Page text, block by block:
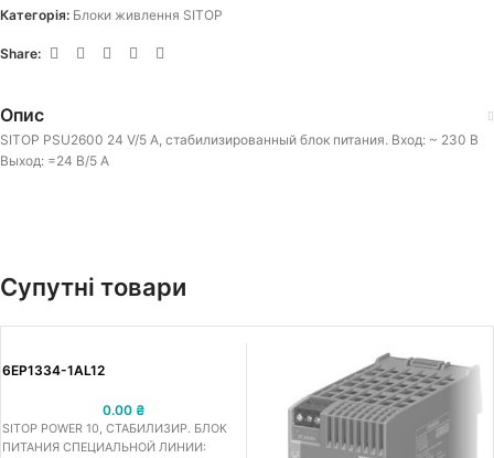
Категорія: Блоки живлення SITOP
Share:
Опис
SITOP PSU2600 24 V/5 A, стабилизированный блок питания. Вход: ~ 230 В
Выход: =24 В/5 A
Супутні товари
6EP1334-1AL12
0.00 ₴
SITOP POWER 10, СТАБИЛИЗИР. БЛОК
ПИТАНИЯ СПЕЦИАЛЬНОЙ ЛИНИИ: